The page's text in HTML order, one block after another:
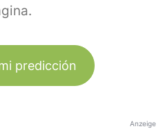
predicción
Anzeige